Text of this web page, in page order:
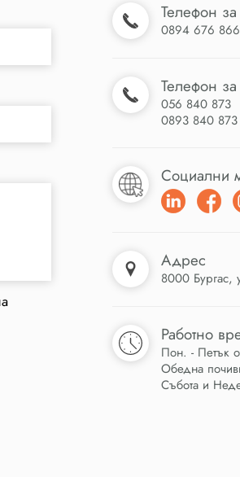
Телефон за
0894 676 866
Телефон
056 840 873
0893 840 873
Социални
Адрес
8000 Бургас,
Работно
Пон. - Петък
Обедна
Събота и